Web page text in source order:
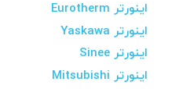
اینورتر Eurotherm
اینورتر Yaskawa
اینورتر Sinee
اینورتر Mitsubishi